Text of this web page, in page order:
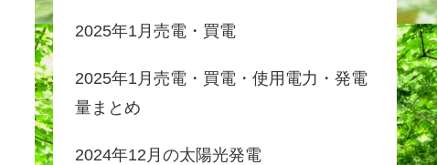
2025年1月売電・買電
2025年1月売電・買電・使用電力・発電
量まとめ
2024年12月の太陽光発電